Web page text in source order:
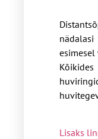
Lisaks